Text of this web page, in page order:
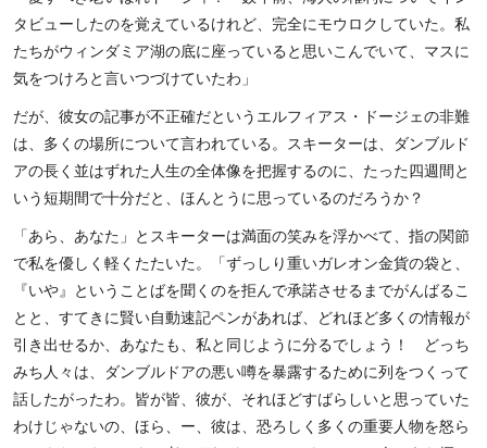
タビューしたのを覚えているけれど、完全にモウロクしていた。私
たちがウィンダミア湖の底に座っていると思いこんでいて、マスに
気をつけろと言いつづけていたわ」
だが、彼女の記事が不正確だというエルフィアス・ドージェの非難
は、多くの場所について言われている。スキーターは、ダンブルド
アの長く並はずれた人生の全体像を把握するのに、たった四週間と
いう短期間で十分だと、ほんとうに思っているのだろうか？
「あら、あなた」とスキーターは満面の笑みを浮かべて、指の関節
で私を優しく軽くたたいた。「ずっしり重いガレオン金貨の袋と、
『いや』ということばを聞くのを拒んで承諾させるまでがんばるこ
とと、すてきに賢い自動速記ペンがあれば、どれほど多くの情報が
引き出せるか、あなたも、私と同じように分るでしょう！ どっち
みち人々は、ダンブルドアの悪い噂を暴露するために列をつくって
話したがったわ。皆が皆、彼が、それほどすばらしいと思っていた
わけじゃないの、ほら、ー、彼は、恐ろしく多くの重要人物を怒ら